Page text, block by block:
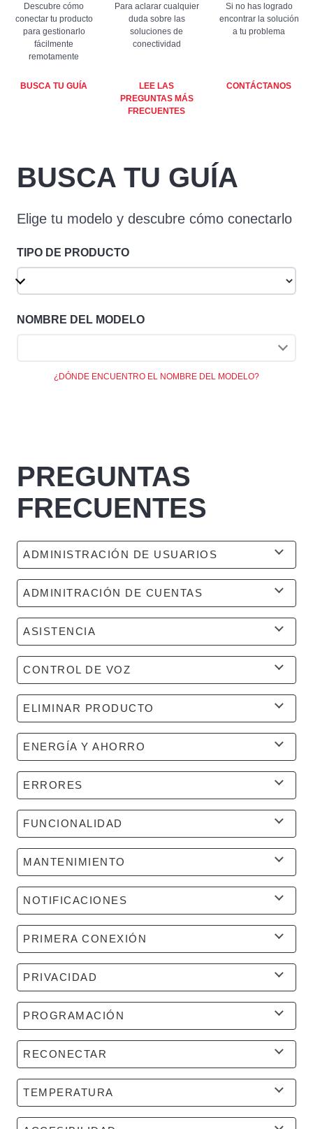
Descubre cómo
conectar tu producto
para gestionarlo
fácilmente
remotamente
Para aclarar cualquier
duda sobre las
soluciones de
conectividad
Si no has logrado
encontrar la solución
a tu problema
BUSCA TU GUÍA
LEE LAS
PREGUNTAS MÁS
FRECUENTES
CONTÁCTANOS
BUSCA TU GUÍA
Elige tu modelo y descubre cómo conectarlo
TIPO DE PRODUCTO
NOMBRE DEL MODELO
¿DÓNDE ENCUENTRO EL NOMBRE DEL MODELO?
PREGUNTAS
FRECUENTES
ADMINISTRACIÓN DE USUARIOS
ADMINITRACIÓN DE CUENTAS
ASISTENCIA
CONTROL DE VOZ
ELIMINAR PRODUCTO
ENERGÍA Y AHORRO
ERRORES
FUNCIONALIDAD
MANTENIMIENTO
NOTIFICACIONES
PRIMERA CONEXIÓN
PRIVACIDAD
PROGRAMACIÓN
RECONECTAR
TEMPERATURA